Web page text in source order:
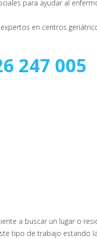
para ayudar al
en centros
247 005
a buscar un lugar o
tipo de trabajo estando